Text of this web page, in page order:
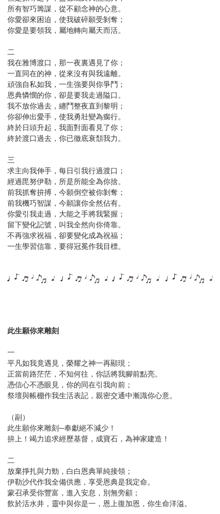
所有智巧籌謀，從不顧念神的心意。
你愛卻來困迫，使我破碎願受剝奪；
你愛是要領我，屬地轉向屬天而活。
二
我在雅博渡口，那一夜裏遇見了你；
一直同在的神，從來沒有與我遠離。
頑強自私如我，一生強要與你爭鬥；
恩典憐憫的你，卻是要我走過隘口。
我不放你過去，纏鬥整夜直到黎明；
你卻伸出愛手，使我勇壯變為瘸行。
終於日頭升起，我面對面看見了你；
終於渡口過去，你已徹底衰頹我力。
三
求主向我伸手，每日引我行過渡口；
經過毘努伊勒，所是所能全為你捨。
前我抓奪拚搏，今願倒空被你剝奪；
前我機巧智謀，今願讓你全然佔有。
你愛引我走過，大能之手將我緊握；
留下變化記號，叫我全然向你倚靠。
不再強求祝福，卻要變化成為祝福；
一生學習信靠，要得冠冕作我目標。
此生願你來雕刻
一
平凡如我竟遇見，榮耀之神一再顯現；
正當前路茫茫，不知何往，你話將我腳前點亮。
憑信心不憑眼見，你的同在引我向前；
祭壇與帳棚作我生活表記，親密交通中漸識你心意。
（副）
此生願你來雕刻─奉獻絕不減少！
拚上！竭力追求經歷基督，成寶石，為神家建造！
二
放棄掙扎與力勁，白白恩典單純接領；
伊勒沙代作我全備供應，享受恩典是我定命。
蒙召承受你豐富，進入安息，別無旁顧；
飲於活水井，靈中與你是一，恩上復加恩，你生命洋溢。